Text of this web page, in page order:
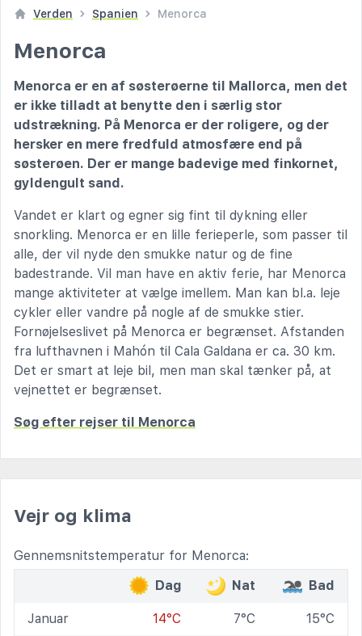
Verden Spanien Menorca
Menorca
Menorca er en af søsterøerne til Mallorca, men det
er ikke tilladt at benytte den i særlig stor
udstrækning. På Menorca er der roligere, og der
hersker en mere fredfuld atmosfære end på
søsterøen. Der er mange badevige med finkornet,
gyldengult sand.
Vandet er klart og egner sig fint til dykning eller
snorkling. Menorca er en lille ferieperle, som passer til
alle, der vil nyde den smukke natur og de fine
badestrande. Vil man have en aktiv ferie, har Menorca
mange aktiviteter at vælge imellem. Man kan bl.a. leje
cykler eller vandre på nogle af de smukke stier.
Fornøjelseslivet på Menorca er begrænset. Afstanden
fra lufthavnen i Mahón til Cala Galdana er ca. 30 km.
Det er smart at leje bil, men man skal tænker på, at
vejnettet er begrænset.
Søg efter rejser til Menorca
Vejr og klima
Gennemsnitstemperatur for Menorca:
Dag
Nat Bad
Januar 14°C 7°C 15°C